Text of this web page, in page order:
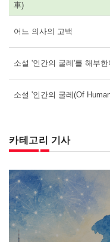
車)
어느 의사의 고백
소설 '인간의 굴레'를 해부한
소설 '인간의 굴레(Of
카테고리 기사